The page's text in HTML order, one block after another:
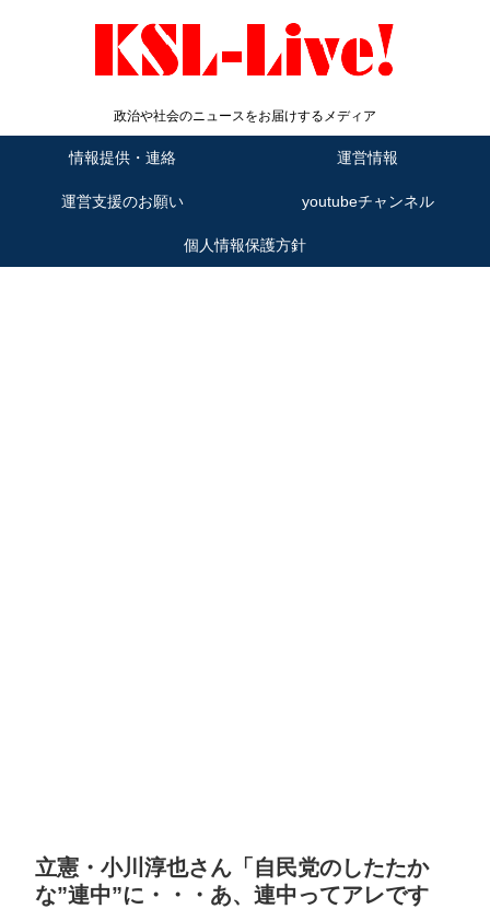
政治や社会のニュースをお届けするメディア
情報提供・連絡 運営情報
運営支援のお願い youtubeチャンネル
個人情報保護方針
立憲・小川淳也さん「自民党のしたたか
な”連中”に・・・あ、連中ってアレです